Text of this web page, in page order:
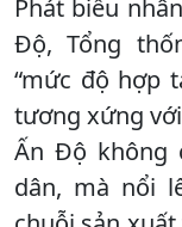
Phát biểu
Độ, Tổng
“mức độ hợp
tương xứng
Ấn Độ không
dân, mà nổi